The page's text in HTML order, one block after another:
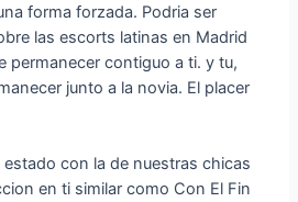
forma forzada. Podri­a ser
las escorts latinas en Madrid
permanecer contiguo a ti. y tu,
junto a la novia. El placer
con la de nuestras chicas
en ti similar como Con El Fin